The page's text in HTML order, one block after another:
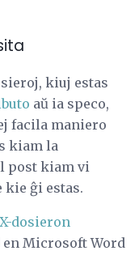
kiuj estas
aŭ ia speco,
facila maniero
kiam la
post kiam vi
ĝi estas.
dosieron
Microsoft Word